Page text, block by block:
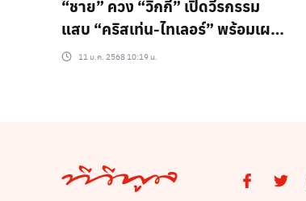
“ชาย” ควง “วิกกี้” เปิดวีรกรรม
แสบ “คริสเท่น-ไทเลอร์” พร้อมเผย
เรื่องเสียใจ บั่นทอนจนเล่นละครไม่
11 ม.ค. 2568 10:19 น.